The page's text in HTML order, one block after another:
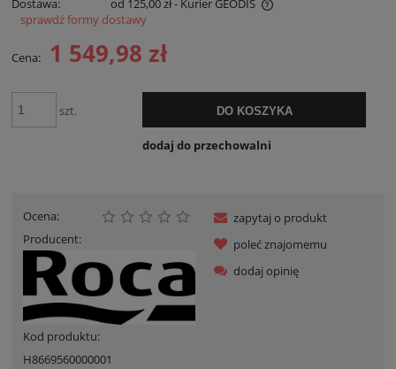
Dostawa:
od 125,00 zł- Kurier GEODIS
Cena nie zawiera ewentualnych kosztów płatności
sprawdź formy dostawy
Cena: 1 549,98 zł
szt. DO KOSZYKA
dodaj do przechowalni
Ocena:
Producent:
Kod produktu:
H8669560000001
zapytaj o produkt
poleć znajomemu
dodaj opinię